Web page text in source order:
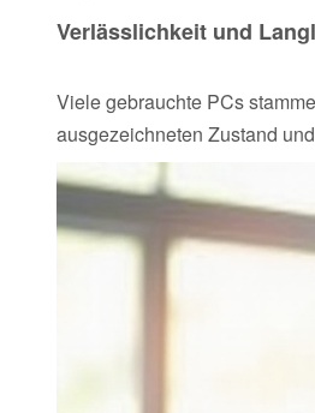
Verlässlichkeit und
Viele gebrauchte PCs
ausgezeichneten Zustand